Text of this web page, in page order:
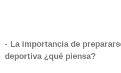
- La importancia de
deportiva ¿qué piensa?